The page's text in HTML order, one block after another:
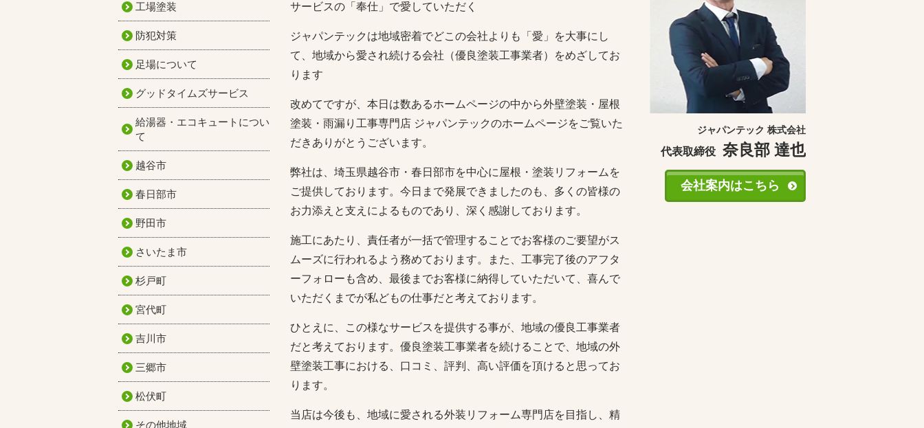
ジャパンテック 株式会社
代表取締役 奈良部 達也
会社案内はこちら
サービスの「奉仕」で愛していただく
ジャパンテックは地域密着でどこの会社よりも「愛」を大事にし
て、地域から愛され続ける会社（優良塗装工事業者）をめざしてお
ります
改めてですが、本日は数あるホームページの中から外壁塗装・屋根
塗装・雨漏り工事専門店 ジャパンテックのホームページをご覧いた
だきありがとうございます。
弊社は、埼玉県越谷市・春日部市を中心に屋根・塗装リフォームを
ご提供しております。今日まで発展できましたのも、多くの皆様の
お力添えと支えによるものであり、深く感謝しております。
施工にあたり、責任者が一括で管理することでお客様のご要望がス
ムーズに行われるよう務めております。また、工事完了後のアフタ
ーフォローも含め、最後までお客様に納得していただいて、喜んで
いただくまでが私どもの仕事だと考えております。
ひとえに、この様なサービスを提供する事が、地域の優良工事業者
だと考えております。優良塗装工事業者を続けることで、地域の外
壁塗装工事における、口コミ、評判、高い評価を頂けると思ってお
ります。
当店は今後も、地域に愛される外装リフォーム専門店を目指し、精
工場塗装
防犯対策
足場について
グッドタイムズサービス
給湯器・エコキュートについ
て
越谷市
春日部市
野田市
さいたま市
杉戸町
宮代町
吉川市
三郷市
松伏町
その他地域